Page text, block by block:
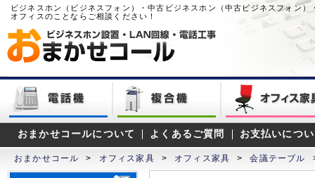
ビジネスホン（ビジネスフォン）・中古ビジネスホン（中古ビジネスフォン
オフィスのことならご相談ください！
おまかせコールについて よくあるご質問 お支払いにつ
おまかせコール > オフィス家具 > オフィス家具 > 会議テーブル